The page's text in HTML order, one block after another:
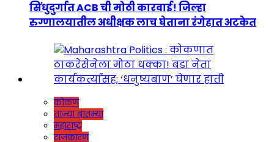
सिंधुदुर्गात ACB ची मोठी कारवाई! जिल्हा
रुग्णालयातील अधीक्षक लाच घेताना रंगेहात अटकेत
कोकण
ताज्या बातम्या
महाराष्ट्र
राजकारण